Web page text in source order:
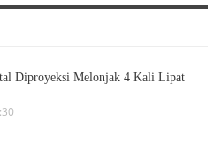
Diproyeksi Melonjak 4 Kali Lipat